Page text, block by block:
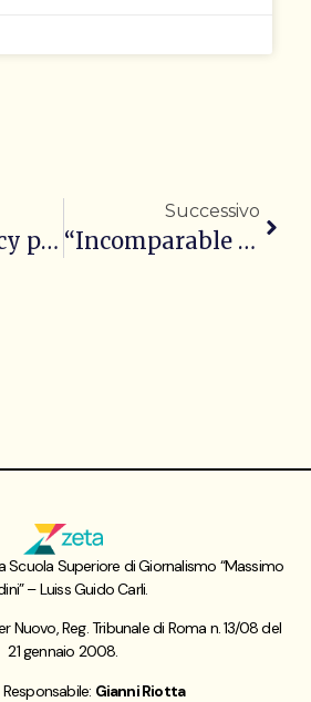
Taking an icy plunge into Dublin Bay
Successivo
“Incomparable and unique” Valentino dead at age 93
Scuola Superiore di Giornalismo “Massimo
– Luiss Guido Carli.
Reg. Tribunale di Roma n. 13/08 del
21 gennaio 2008.
Gianni Riotta